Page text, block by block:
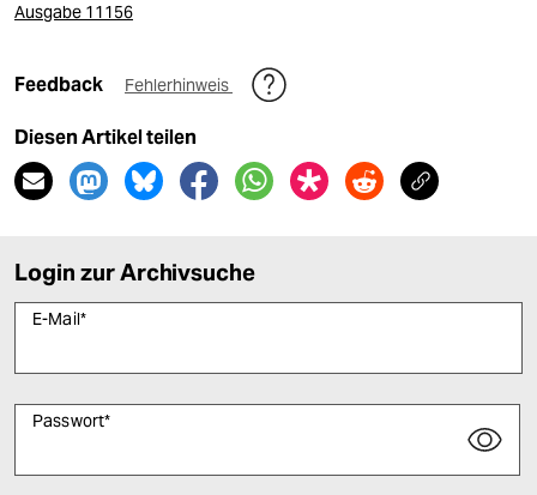
Ausgabe 11156
Feedback Fehlerhinweis
Diesen Artikel teilen
Login zur Archivsuche
E-Mail*
Passwort*